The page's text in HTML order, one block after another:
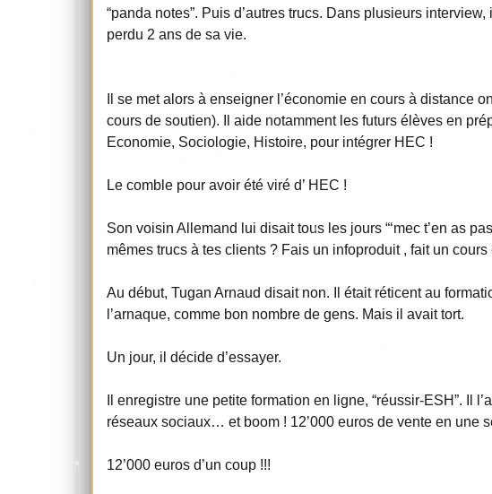
“panda notes”. Puis d’autres trucs. Dans plusieurs
perdu 2 ans de sa vie.
Il se met alors à enseigner l’économie en cours à distance
cours de soutien). Il aide notamment les futurs élèves en
Economie, Sociologie, Histoire, pour intégrer HEC !
Le comble pour avoir été viré d’ HEC !
Son voisin Allemand lui disait tous les jours “‘mec t’en as
mêmes trucs à tes clients ? Fais un infoproduit , fait un cours
Au début, Tugan Arnaud disait non. Il était réticent au
l’arnaque, comme bon nombre de gens. Mais il avait tort.
Un jour, il décide d’essayer.
Il enregistre une petite formation en ligne, “réussir-ESH”. Il
réseaux sociaux… et boom ! 12’000 euros de vente en une
12’000 euros d’un coup !!!